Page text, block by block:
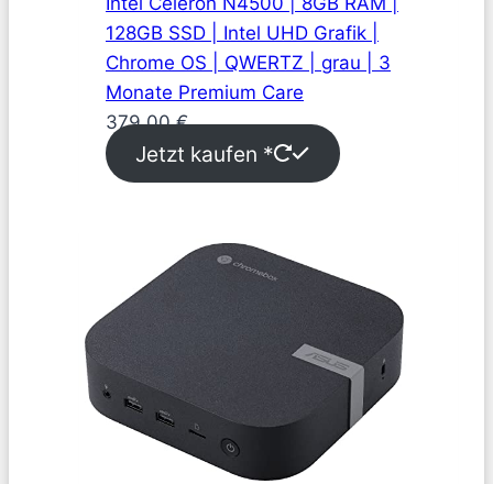
128GB SSD | Intel UHD Grafik |
Chrome OS | QWERTZ | grau | 3
Monate Premium Care
379,00€
Jetzt kaufen *